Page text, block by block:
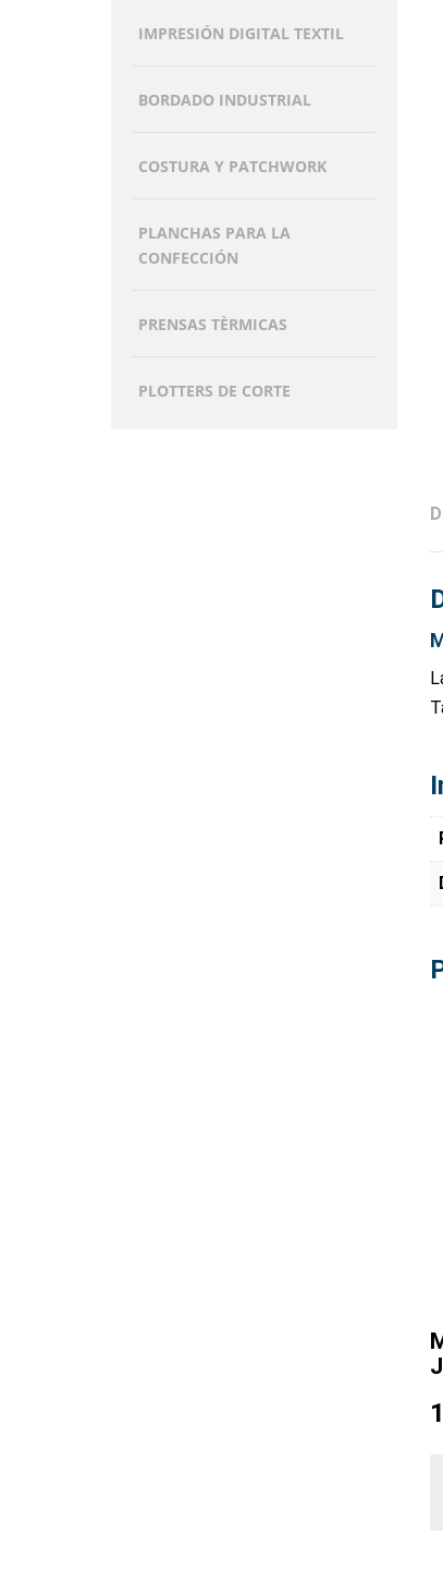
IMPRESIÓN DIGITAL TEXTIL
BORDADO INDUSTRIAL
COSTURA Y PATCHWORK
PLANCHAS PARA LA
CONFECCIÓN
PRENSAS TÈRMICAS
PLOTTERS DE CORTE